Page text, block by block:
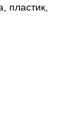
пластик,